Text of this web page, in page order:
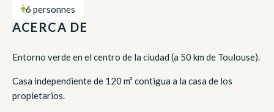
6 personnes
ACERCA DE
Entorno verde en el centro de la ciudad (a 50 km de Toulouse).
Casa independiente de 120 m² contigua a la casa de los
propietarios.